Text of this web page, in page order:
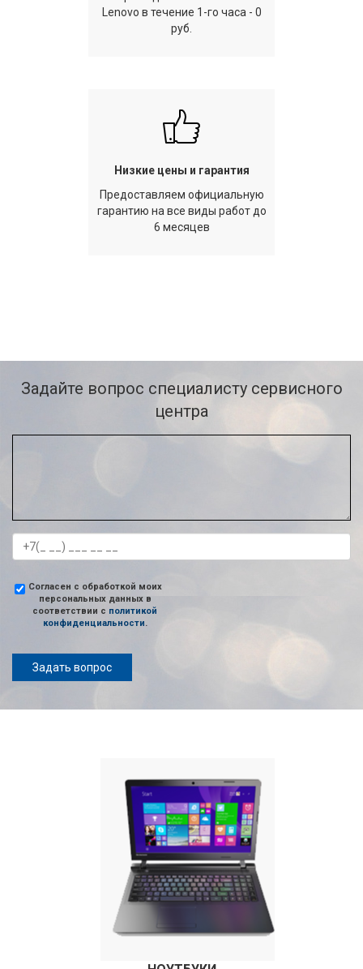
Lenovo в течение 1-го часа - 0
руб.
Низкие цены и гарантия
Предоставляем официальную
гарантию на все виды работ до
6 месяцев
Задайте вопрос специалисту сервисного
центра
Согласен с обработкой моих
персональных данных в
соответствии с политикой
конфиденциальности.
Задать вопрос